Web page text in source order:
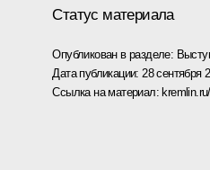
Статус материала
Опубликован в разделе:
Дата публикации: 28 сентября
Ссылка на материал: